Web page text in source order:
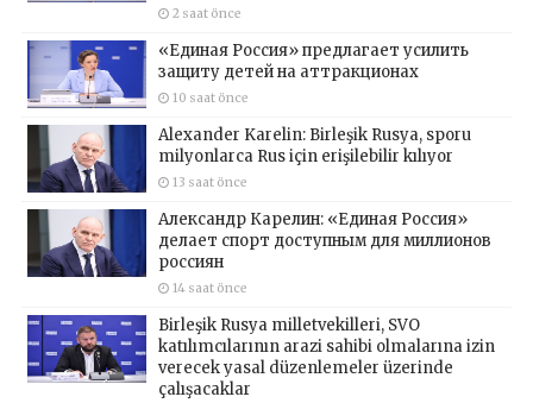
2 saat önce
«Единая Россия» предлагает усилить
защиту детей на аттракционах
10 saat önce
Alexander Karelin: Birleşik Rusya, sporu
milyonlarca Rus için erişilebilir kılıyor
13 saat önce
Александр Карелин: «Единая Россия»
делает спорт доступным для миллионов
россиян
14 saat önce
Birleşik Rusya milletvekilleri, SVO
katılımcılarının arazi sahibi olmalarına izin
verecek yasal düzenlemeler üzerinde
çalışacaklar